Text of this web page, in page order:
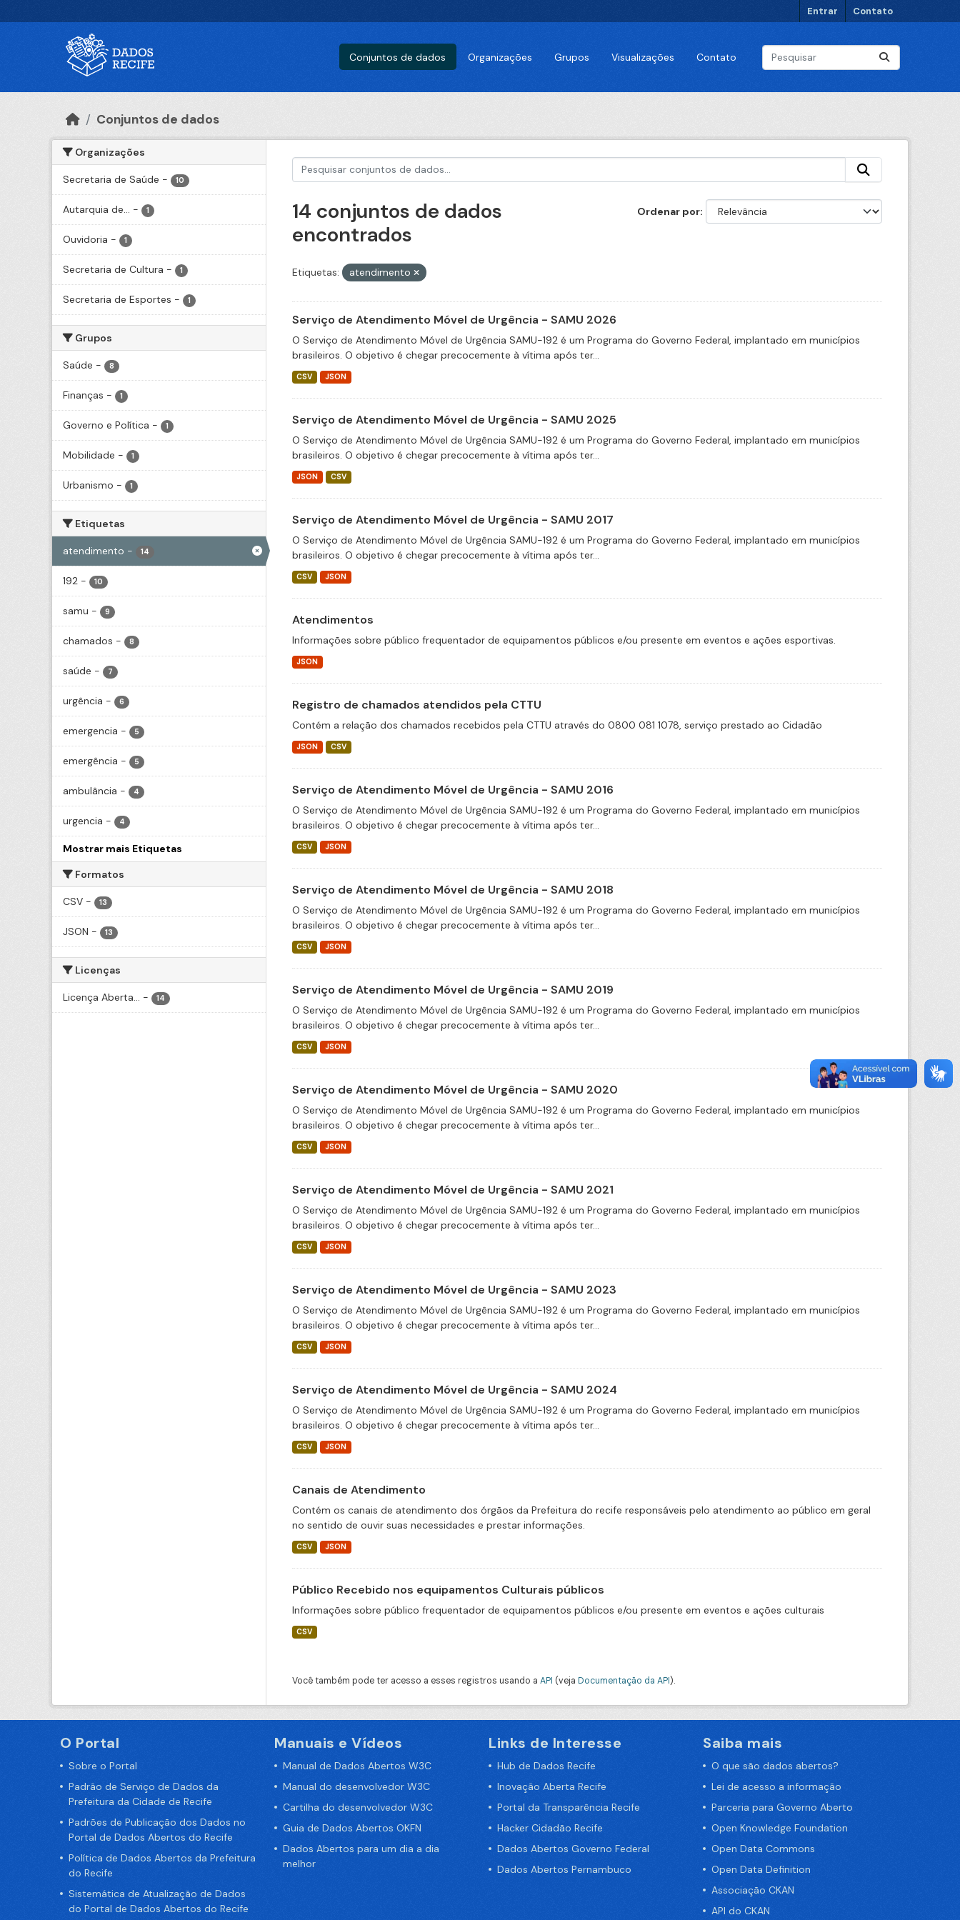
Entrar Contato
Conjuntos de dados Organizações Grupos Visualizações Contato
Conjuntos de dados
Organizações
Secretaria de Saúde - 10
Autarquia de... - 1
Ouvidoria - 1
Secretaria de Cultura - 1
Secretaria de Esportes - 1
Grupos
Saúde - 8
Finanças - 1
Governo e Política - 1
Mobilidade - 1
Urbanismo - 1
Etiquetas
atendimento - 14
192 - 10
samu - 9
chamados - 8
saúde - 7
urgência - 6
emergencia - 5
emergência - 5
ambulância - 4
urgencia - 4
Mostrar mais Etiquetas
Formatos
CSV - 13
JSON - 13
Licenças
Licença Aberta... - 14
Ordenar por
14 conjuntos de dados
encontrados
Etiquetas: atendimento
Serviço de Atendimento Móvel de Urgência - SAMU 2026
O Serviço de Atendimento Móvel de Urgência SAMU-192 é um Programa do Governo Federal, implantado em municípios
brasileiros. O objetivo é chegar precocemente à vítima após ter...
CSV JSON
Serviço de Atendimento Móvel de Urgência - SAMU 2025
O Serviço de Atendimento Móvel de Urgência SAMU-192 é um Programa do Governo Federal, implantado em municípios
brasileiros. O objetivo é chegar precocemente à vítima após ter...
JSON CSV
Serviço de Atendimento Móvel de Urgência - SAMU 2017
O Serviço de Atendimento Móvel de Urgência SAMU-192 é um Programa do Governo Federal, implantado em municípios
brasileiros. O objetivo é chegar precocemente à vítima após ter...
CSV JSON
Atendimentos
Informações sobre público frequentador de equipamentos públicos e/ou presente em eventos e ações esportivas.
JSON
Registro de chamados atendidos pela CTTU
Contém a relação dos chamados recebidos pela CTTU através do 0800 081 1078, serviço prestado ao Cidadão
JSON CSV
Serviço de Atendimento Móvel de Urgência - SAMU 2016
O Serviço de Atendimento Móvel de Urgência SAMU-192 é um Programa do Governo Federal, implantado em municípios
brasileiros. O objetivo é chegar precocemente à vítima após ter...
CSV JSON
Serviço de Atendimento Móvel de Urgência - SAMU 2018
O Serviço de Atendimento Móvel de Urgência SAMU-192 é um Programa do Governo Federal, implantado em municípios
brasileiros. O objetivo é chegar precocemente à vítima após ter...
CSV JSON
Serviço de Atendimento Móvel de Urgência - SAMU 2019
O Serviço de Atendimento Móvel de Urgência SAMU-192 é um Programa do Governo Federal, implantado em municípios
brasileiros. O objetivo é chegar precocemente à vítima após ter...
CSV JSON
Serviço de Atendimento Móvel de Urgência - SAMU 2020
O Serviço de Atendimento Móvel de Urgência SAMU-192 é um Programa do Governo Federal, implantado em municípios
brasileiros. O objetivo é chegar precocemente à vítima após ter...
CSV JSON
Serviço de Atendimento Móvel de Urgência - SAMU 2021
O Serviço de Atendimento Móvel de Urgência SAMU-192 é um Programa do Governo Federal, implantado em municípios
brasileiros. O objetivo é chegar precocemente à vítima após ter...
CSV JSON
Serviço de Atendimento Móvel de Urgência - SAMU 2023
O Serviço de Atendimento Móvel de Urgência SAMU-192 é um Programa do Governo Federal, implantado em municípios
brasileiros. O objetivo é chegar precocemente à vítima após ter...
CSV JSON
Serviço de Atendimento Móvel de Urgência - SAMU 2024
O Serviço de Atendimento Móvel de Urgência SAMU-192 é um Programa do Governo Federal, implantado em municípios
brasileiros. O objetivo é chegar precocemente à vítima após ter...
CSV JSON
Canais de Atendimento
Contém os canais de atendimento dos órgãos da Prefeitura do recife responsáveis pelo atendimento ao público em geral
no sentido de ouvir suas necessidades e prestar informações.
CSV JSON
Público Recebido nos equipamentos Culturais públicos
Informações sobre público frequentador de equipamentos públicos e/ou presente em eventos e ações culturais
CSV
Você também pode ter acesso a esses registros usando a API (veja Documentação da API).
O Portal
Sobre o Portal
Padrão de Serviço de Dados da
Prefeitura da Cidade de Recife
Padrões de Publicação dos Dados no
Portal de Dados Abertos do Recife
Política de Dados Abertos da Prefeitura
do Recife
Sistemática de Atualização de Dados
do Portal de Dados Abertos do Recife
Manuais e Vídeos
Manual de Dados Abertos W3C
Manual do desenvolvedor W3C
Cartilha do desenvolvedor W3C
Guia de Dados Abertos OKFN
Dados Abertos para um dia a dia
melhor
Links de Interesse
Hub de Dados Recife
Inovação Aberta Recife
Portal da Transparência Recife
Hacker Cidadão Recife
Dados Abertos Governo Federal
Dados Abertos Pernambuco
Saiba mais
O que são dados abertos?
Lei de acesso a informação
Parceria para Governo Aberto
Open Knowledge Foundation
Open Data Commons
Open Data Definition
Associação CKAN
API do CKAN